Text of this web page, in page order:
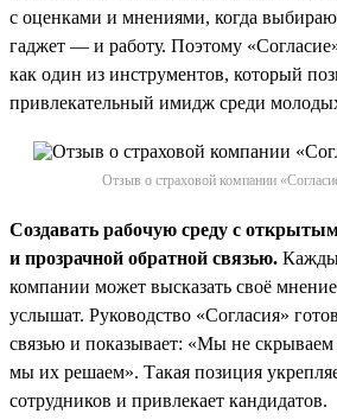
с оценками и мнениями, когда
гаджет — и работу. Поэтому
как один из инструментов, который
привлекательный имидж среди
Отзыв о страховой компании
Создавать рабочую среду с
и прозрачной обратной связью.
компании может высказать своё мнение
услышат. Руководство «Согласия»
связью и показывает: «Мы не
мы их решаем». Такая позиция
сотрудников и привлекает кандидатов.